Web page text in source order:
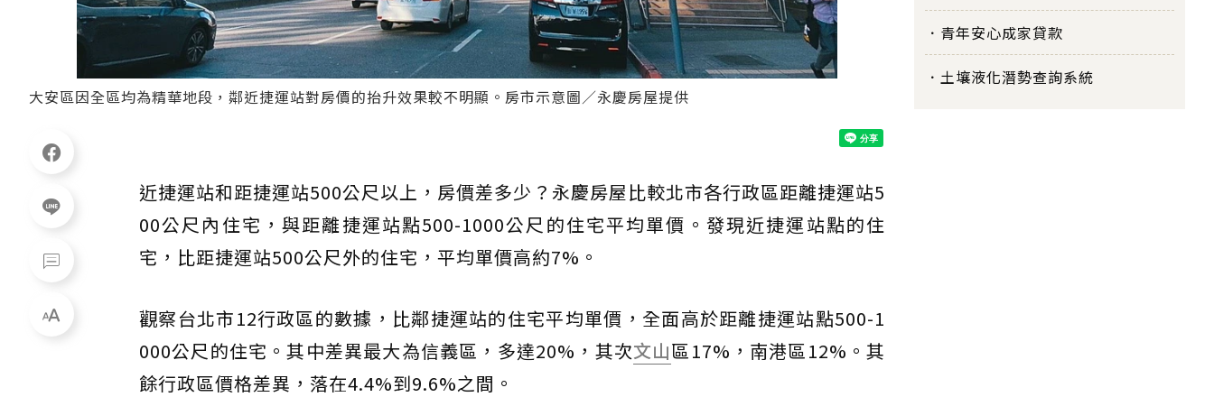
大安區因全區均為精華地段，鄰近捷運站對房價的抬升效果較不明顯。房市示意圖／永慶房屋提供
近捷運站和距捷運站500公尺以上，房價差多少？永慶房屋比較北市各行政區距離捷運站5
00公尺內住宅，與距離捷運站點500-1000公尺的住宅平均單價。發現近捷運站點的住
宅，比距捷運站500公尺外的住宅，平均單價高約7%。
觀察台北市12行政區的數據，比鄰捷運站的住宅平均單價，全面高於距離捷運站點500-1
000公尺的住宅。其中差異最大為信義區，多達20%，其次文山區17%，南港區12%。其
餘行政區價格差異，落在4.4%到9.6%之間。
青年安心成家貸款
土壤液化潛勢查詢系統